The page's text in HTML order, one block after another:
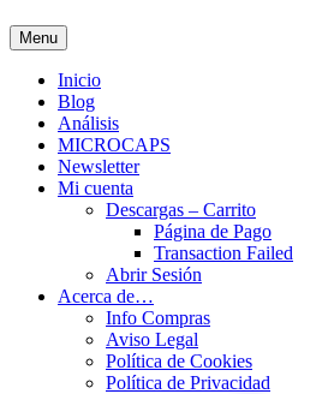
Menu
Inicio
Blog
Análisis
MICROCAPS
Newsletter
Mi cuenta
Descargas – Carrito
Página de Pago
Transaction Failed
Abrir Sesión
Acerca de…
Info Compras
Aviso Legal
Política de Cookies
Política de Privacidad